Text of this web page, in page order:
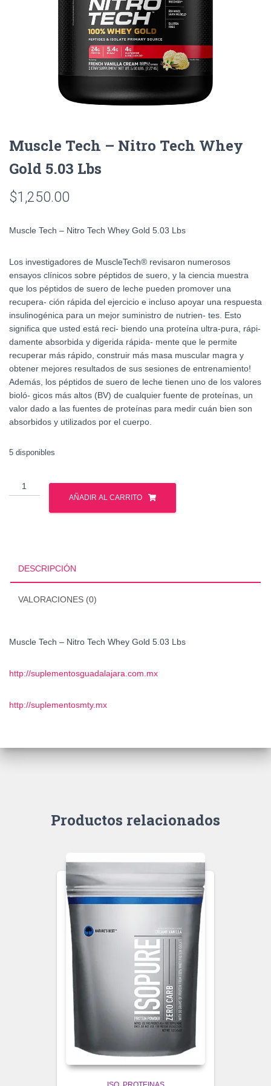
Muscle Tech – Nitro Tech Whey
Gold 5.03 Lbs
$1,250.00
Muscle Tech – Nitro Tech Whey Gold 5.03 Lbs
Los investigadores de MuscleTech® revisaron numerosos
ensayos clínicos sobre péptidos de suero, y la ciencia muestra
que los péptidos de suero de leche pueden promover una
recupera- ción rápida del ejercicio e incluso apoyar una respuesta
insulinogénica para un mejor suministro de nutrien- tes. Esto
significa que usted está reci- biendo una proteína ultra-pura, rápi-
damente absorbida y digerida rápida- mente que le permite
recuperar más rápido, construir más masa muscular magra y
obtener mejores resultados de sus sesiones de entrenamiento!
Además, los péptidos de suero de leche tienen uno de los valores
bioló- gicos más altos (BV) de cualquier fuente de proteínas, un
valor dado a las fuentes de proteínas para medir cuán bien son
absorbidos y utilizados por el cuerpo.
5 disponibles
Muscle
Tech
cantidad
AÑADIR AL CARRITO
DESCRIPCIÓN
VALORACIONES (0)
Muscle Tech – Nitro Tech Whey Gold 5.03 Lbs
http://suplementosguadalajara.com.mx
http://suplementosmty.mx
Productos relacionados